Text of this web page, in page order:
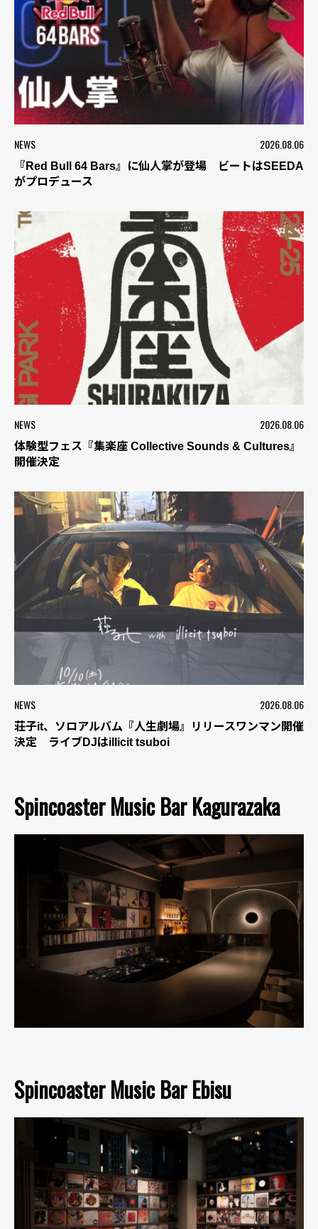
NEWS 2026.08.06
『Red Bull 64 Bars』に仙人掌が登場 ビートはSEEDA
がプロデュース
NEWS 2026.08.06
体験型フェス『集楽座 Collective Sounds & Cultures』
開催決定
NEWS 2026.08.06
荘子it、ソロアルバム『人生劇場』リリースワンマン開催
決定 ライブDJはillicit tsuboi
Spincoaster Music Bar Kagurazaka
Spincoaster Music Bar Ebisu